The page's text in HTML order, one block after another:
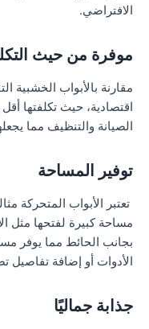
الافتراضي.
موفرة من حيث
مقارنة بالأبواب الخشبية
اقتصادية، حيث تكلفتها
الصيانة والتنظيف مما
توفير المساحة
تعتبر الأبواب المتحركة
مساحة كبيرة لفتحها مثل
بجانب الحائط مما يوفر
الأدوات أو إضافة تفاصيل
جذابة جماليًا